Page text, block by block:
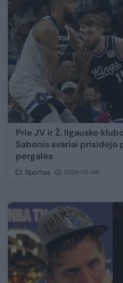
Prie JV ir Ž. Ilgausko
Sabonis svariai prisidėjo
pergalės
Sportas 2025-02-04